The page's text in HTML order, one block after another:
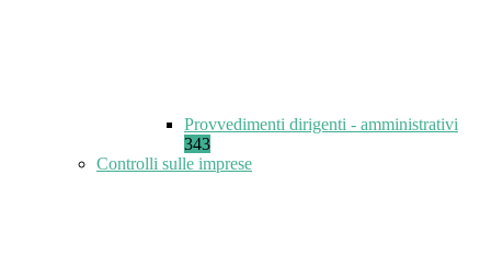
Provvedimenti dirigenti - amministrativi
343
Controlli sulle imprese